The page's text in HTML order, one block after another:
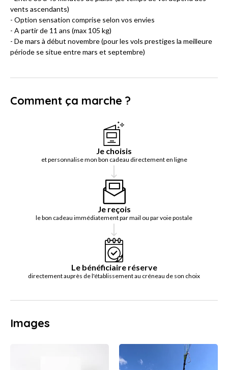
vents ascendants)
- Option sensation comprise selon vos envies
- A partir de 11 ans (max 105 kg)
- De mars à début novembre (pour les vols prestiges la meilleure
période se situe entre mars et septembre)
Comment ça marche ?
Je choisis
et personnalise mon bon cadeau directement en ligne
Je reçois
le bon cadeau immédiatement par mail ou par voie postale
Le bénéficiaire réserve
directement auprès de l'établissement au créneau de son choix
Images